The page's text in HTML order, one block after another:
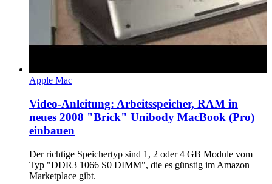
Apple Mac
Video-Anleitung: Arbeitsspeicher, RAM in
neues 2008 "Brick" Unibody MacBook (Pro)
einbauen
Der richtige Speichertyp sind 1, 2 oder 4 GB Module vom
Typ "DDR3 1066 S0 DIMM", die es günstig im Amazon
Marketplace gibt.